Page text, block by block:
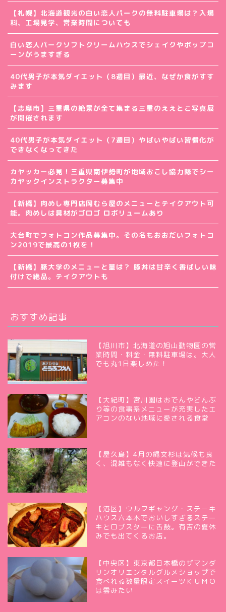
【札幌】北海道観光の白い恋人パークの無料駐車場は？入場
料、工場見学、営業時間についても
白い恋人パークソフトクリームハウスでシェイクやポップコ
ーンがうますぎる
40代男子が本気ダイエット（8週目）最近、なぜか食がすす
みます
【志摩市】三重県の絶景が全て集まる三重のええとこ写真展
が開催されます
40代男子が本気ダイエット（7週目）やばいやばい習慣化が
できなくなってきた
カヤッカー必見！三重県南伊勢町が地域おこし協力隊でシー
カヤックインストラクター募集中
【新橋】肉めし専門店岡むら屋のメニューとテイクアウト可
能。肉めしは具材がゴロゴ ロボリュームあり
大台町でフォトコン作品募集中。その名もおおだいフォトコ
ン2019で最高の1枚を！
【新橋】豚大学のメニューと量は？ 豚丼は甘辛く香ばしい味
付けで絶品。テイクアウトも
おすすめ記事
【旭川市】北海道の旭山動物園の営
業時間・料金・無料駐車場は。大人
でも丸1日楽しめた！
【大紀町】宮川園はおでんやどんぶ
り等の食事系メニューが充実したエ
アコンのない地域に愛される食堂
【屋久島】4月の縄文杉は気候も良
く、混雑もなく快適に登山ができた
【港区】ウルフギャング・ステーキ
ハウス六本木でおいしすぎるステー
キとロブスターに舌鼓。有吉の夏休
みでも出てくるお店。
【中央区】東京都日本橋のザマンダ
リンオリエンタルグルメショップで
食べれる数量限定スイーツＫＵＭＯ
は雲みたい